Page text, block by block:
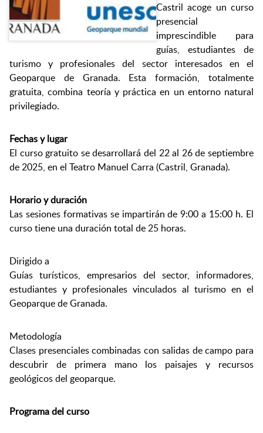
Castril acoge un curso
presencial
imprescindible para
guías, estudiantes de
turismo y profesionales del sector interesados en el
Geoparque de Granada. Esta formación, totalmente
gratuita, combina teoría y práctica en un entorno natural
privilegiado.
Fechas y lugar
El curso gratuito se desarrollará del 22 al 26 de septiembre
de 2025, en el Teatro Manuel Carra (Castril, Granada).
Horario y duración
Las sesiones formativas se impartirán de 9:00 a 15:00 h. El
curso tiene una duración total de 25 horas.
Dirigido a
Guías turísticos, empresarios del sector, informadores,
estudiantes y profesionales vinculados al turismo en el
Geoparque de Granada.
Metodología
Clases presenciales combinadas con salidas de campo para
descubrir de primera mano los paisajes y recursos
geológicos del geoparque.
Programa del curso